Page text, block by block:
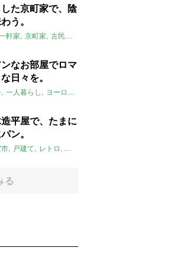
た京町家で、陰
う。
軒家 京町家 古民家
なお部屋でロマ
日々を。
一人暮らし ヨーロピアン
平屋で、たまに
ン。
戸建て レトロ 自然
る